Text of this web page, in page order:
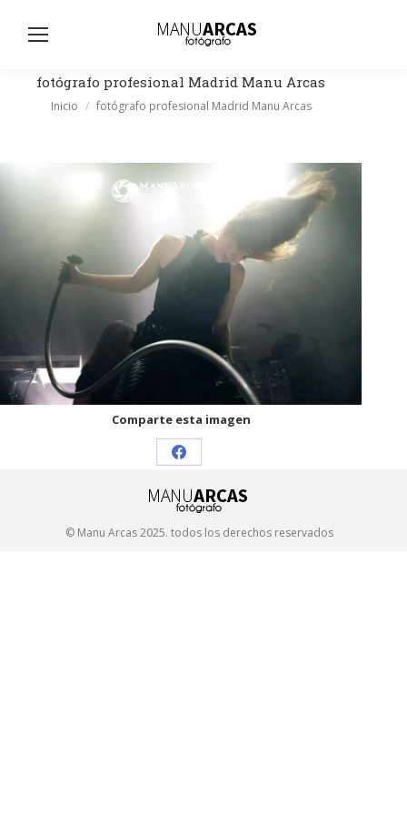
fotógrafo profesional Madrid Manu Arcas
Estás aquí:
Inicio fotógrafo profesional Madrid Manu Arcas
Comparte esta imagen
Share
on
Facebook
© Manu Arcas 2025. todos los derechos reservados